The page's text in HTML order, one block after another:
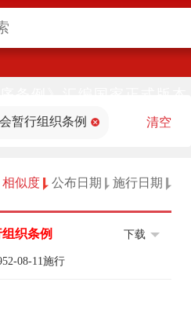
)同步公布
暂行组织条例 清空
相似度 公布日期 施行日期
组织条例
08-11施行
下载